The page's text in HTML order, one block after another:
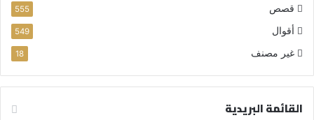
قصص 555
أقوال 549
غير مصنف 18
القائمة البريدية